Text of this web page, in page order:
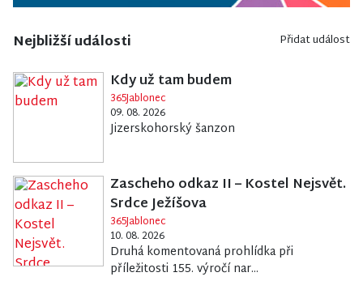
Nejbližší události Přidat událost
Kdy už tam budem
365Jablonec
09. 08. 2026
Jizerskohorský šanzon
Zascheho odkaz II – Kostel Nejsvět.
Srdce Ježíšova
365Jablonec
10. 08. 2026
Druhá komentovaná prohlídka při
příležitosti 155. výročí nar...